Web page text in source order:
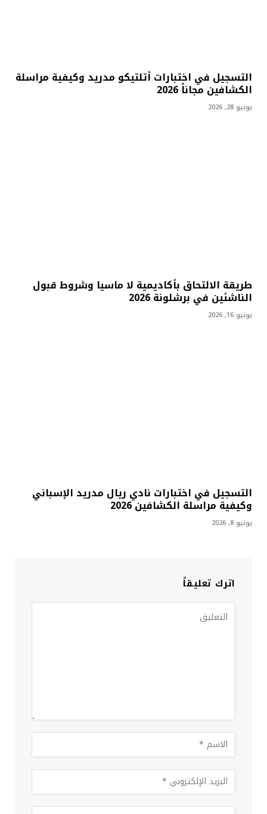
التسجيل في اختبارات أتلتيكو مدريد وكيفية مراسلة
الكشافين مجاناً 2026
يونيو 28, 2026
طريقة الالتحاق بأكاديمية لا ماسيا وشروط قبول
الناشئين في برشلونة 2026
يونيو 16, 2026
التسجيل في اختبارات نادي ريال مدريد الإسباني
وكيفية مراسلة الكشافين 2026
يونيو 8, 2026
اترك تعليقاً